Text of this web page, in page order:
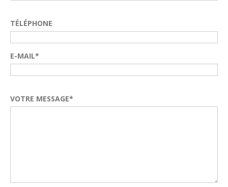
TÉLÉPHONE
E-MAIL*
VOTRE MESSAGE*